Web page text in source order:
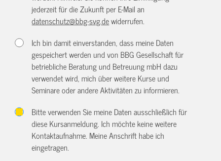
jederzeit für die Zukunft per E-Mail an
datenschutz@bbg-svg.dewiderrufen.
Ich bin damit einverstanden, dass meine Daten
gespeichert werden und von BBG Gesellschaft für
betriebliche Beratung und Betreuung mbH dazu
verwendet wird, mich über weitere Kurse und
Seminare oder andere Aktivitäten zu informieren.
Bitte verwenden Sie meine Daten ausschließlich für
diese Kursanmeldung. Ich möchte keine weitere
Kontaktaufnahme. Meine Anschrift habe ich
eingetragen.